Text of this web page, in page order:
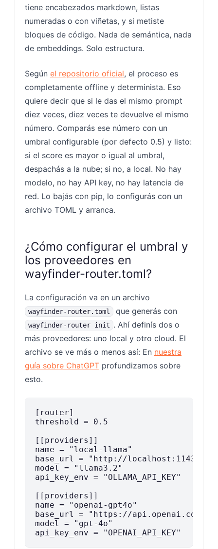
tiene encabezados markdown, listas
numeradas o con viñetas, y si metiste
bloques de código. Nada de semántica, nada
de embeddings. Solo estructura.
Según el repositorio oficial, el proceso es
completamente offline y determinista. Eso
quiere decir que si le das el mismo prompt
diez veces, diez veces te devuelve el mismo
número. Comparás ese número con un
umbral configurable (por defecto 0.5) y listo:
si el score es mayor o igual al umbral,
despachás a la nube; si no, a local. No hay
modelo, no hay API key, no hay latencia de
red. Lo bajás con pip, lo configurás con un
archivo TOML y arranca.
¿Cómo configurar el umbral y
los proveedores en
wayfinder-router.toml?
La configuración va en un archivo
wayfinder-router.toml que generás con
wayfinder-router init . Ahí definís dos o
más proveedores: uno local y otro cloud. El
archivo se ve más o menos así: En nuestra
guía sobre ChatGPT profundizamos sobre
esto.
[router]
threshold = 0.5
[[providers]]
name = "local-llama"
base_url = "http://localhost:11434/
model = "llama3.2"
api_key_env = "OLLAMA_API_KEY"
[[providers]]
name = "openai-gpt4o"
base_url = "https://api.openai.com/
model = "gpt-4o"